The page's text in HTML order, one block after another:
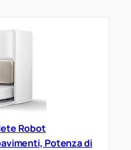
Robot
Potenza di